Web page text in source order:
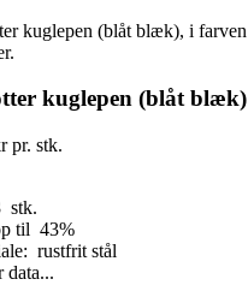
kuglepen (blåt blæk)
pr. stk.
stk.
til 43%
rustfrit stål
data...